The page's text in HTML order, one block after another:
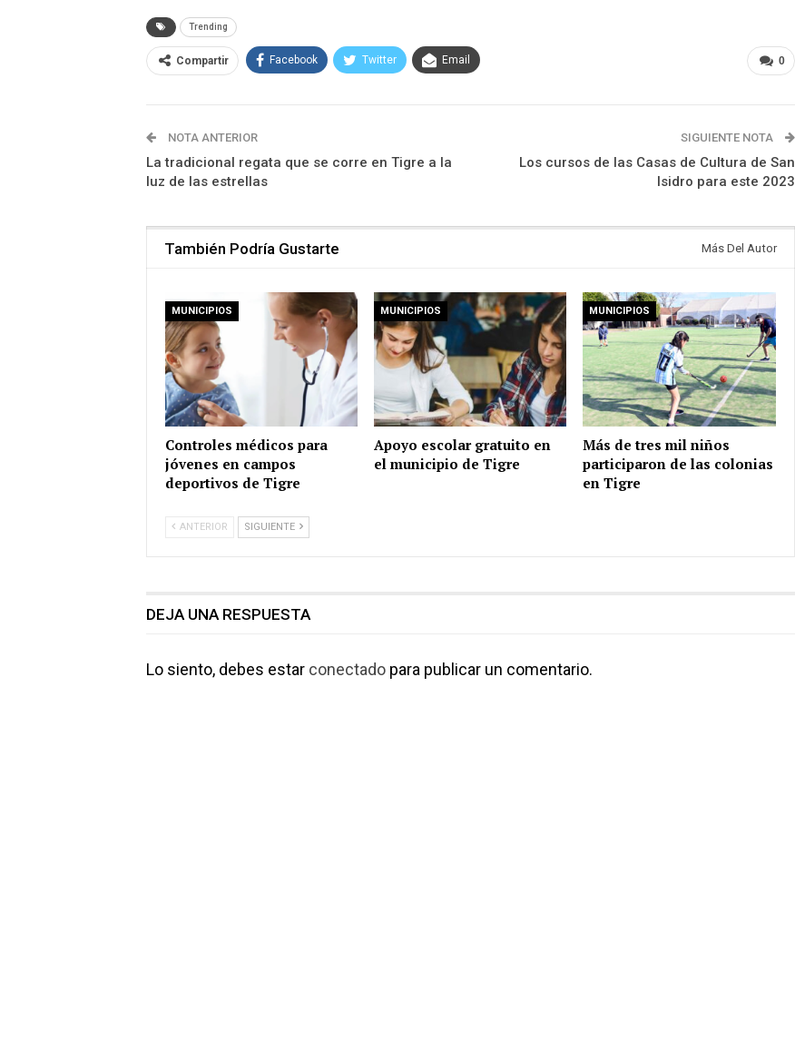
Trending
0
Compartir Facebook Twitter Email
NOTA ANTERIOR
La tradicional regata que se corre en Tigre a la
luz de las estrellas
SIGUIENTE NOTA
Los cursos de las Casas de Cultura de San
Isidro para este 2023
También Podría Gustarte Más Del Autor
MUNICIPIOS
Controles médicos para
jóvenes en campos
deportivos de Tigre
MUNICIPIOS
Apoyo escolar gratuito en
el municipio de Tigre
MUNICIPIOS
Más de tres mil niños
participaron de las colonias
en Tigre
ANTERIOR SIGUIENTE
DEJA UNA RESPUESTA
Lo siento, debes estar conectado para publicar un comentario.